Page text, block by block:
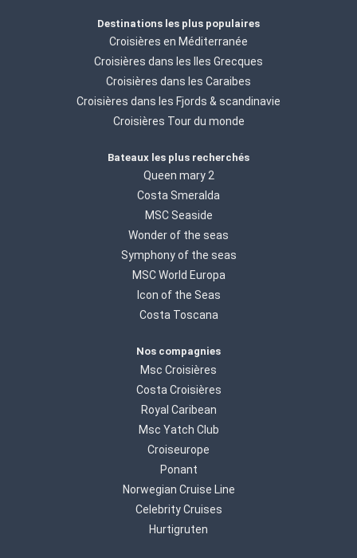
Destinations les plus populaires
Croisières en Méditerranée
Croisières dans les Iles Grecques
Croisières dans les Caraibes
Croisières dans les Fjords & scandinavie
Croisières Tour du monde
Bateaux les plus recherchés
Queen mary 2
Costa Smeralda
MSC Seaside
Wonder of the seas
Symphony of the seas
MSC World Europa
Icon of the Seas
Costa Toscana
Nos compagnies
Msc Croisières
Costa Croisières
Royal Caribean
Msc Yatch Club
Croiseurope
Ponant
Norwegian Cruise Line
Celebrity Cruises
Hurtigruten